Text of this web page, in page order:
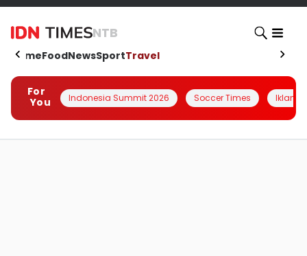
NTB
HomeFoodNewsSportTravel
For
You
Indonesia Summit 2026 Soccer Times Iklanin